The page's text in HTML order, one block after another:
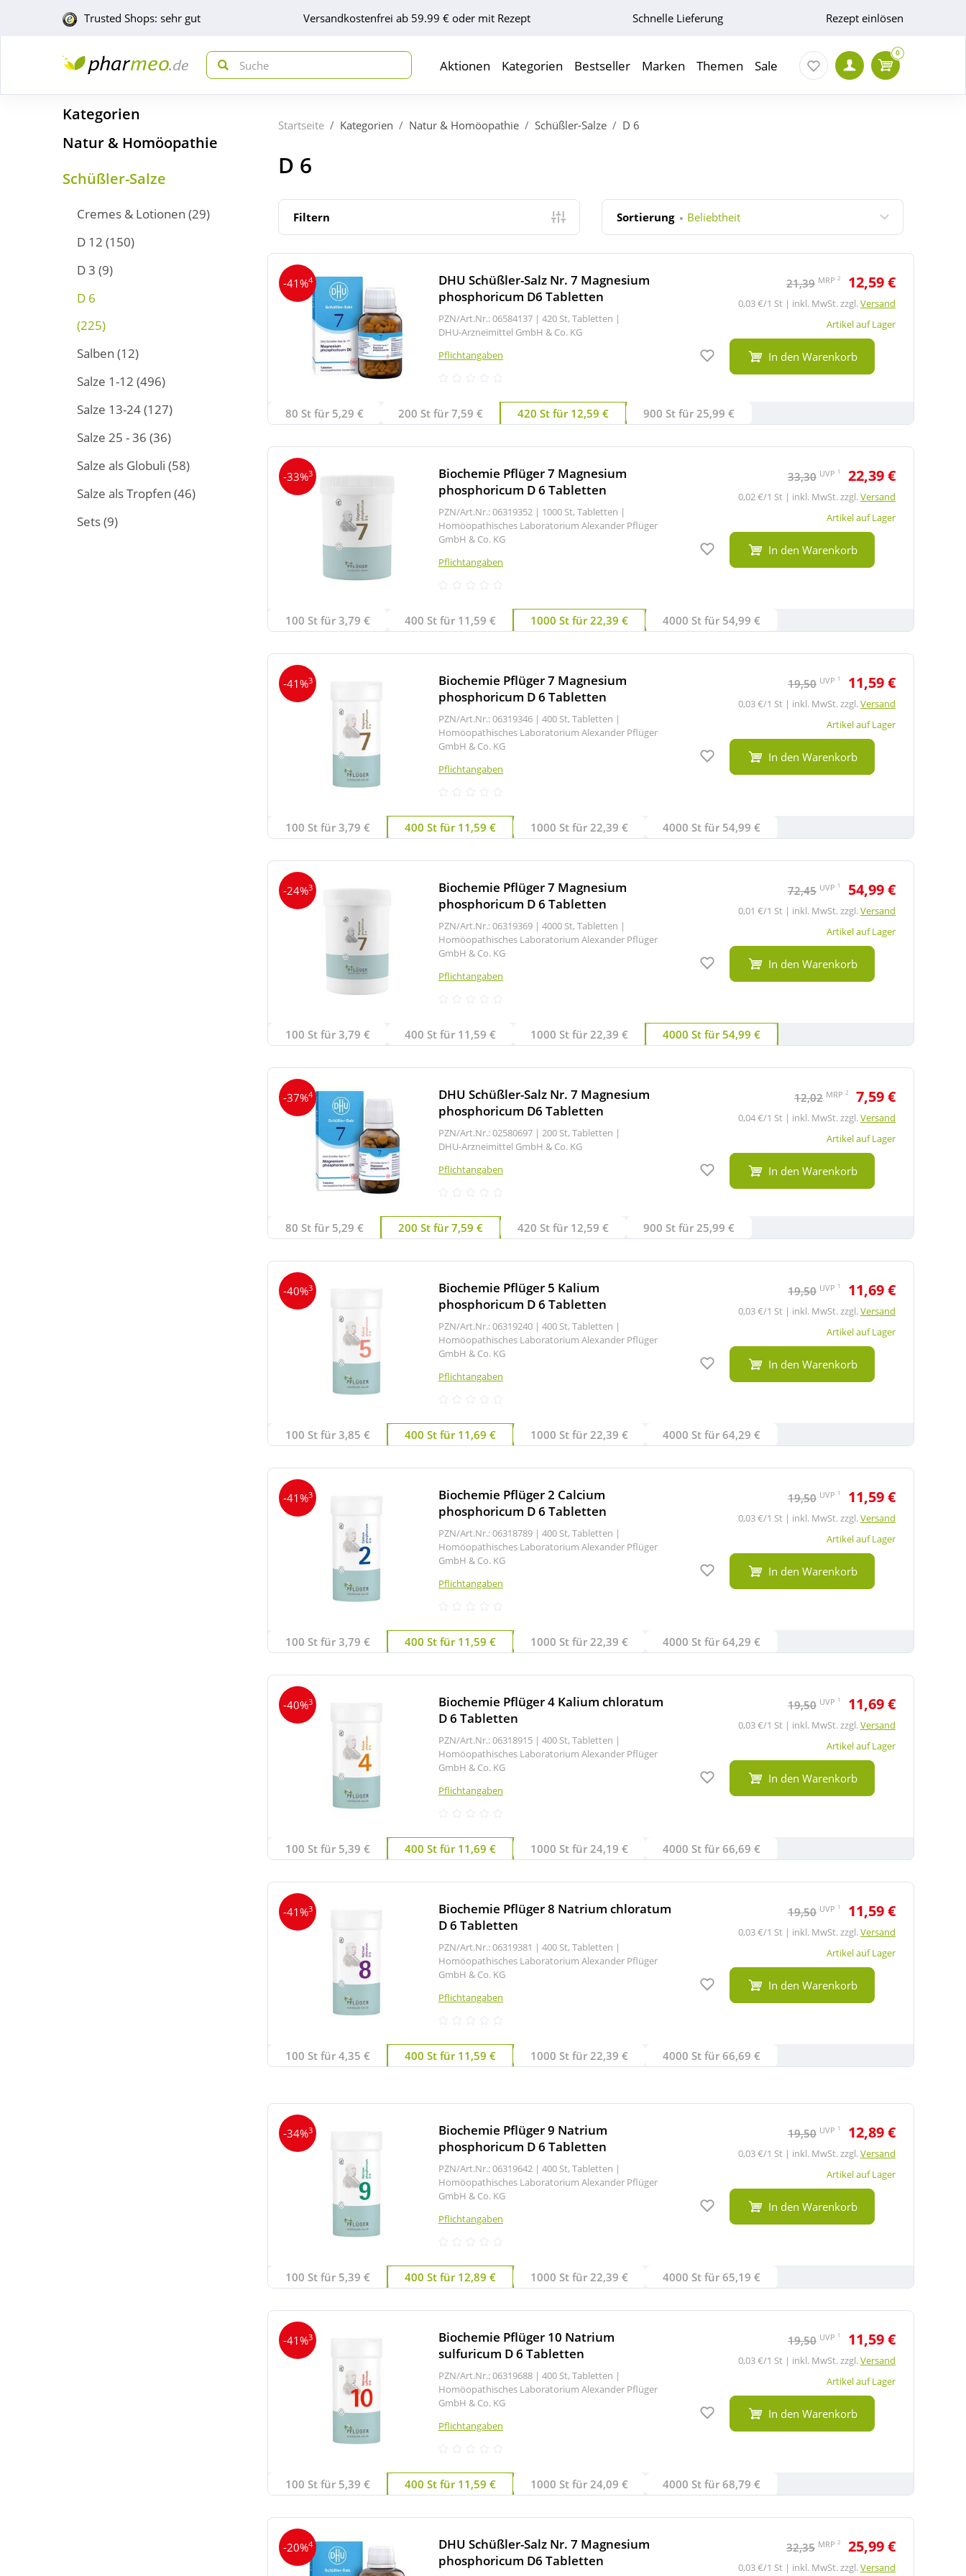
Trusted Shops: sehr gut Versandkostenfrei ab 59.99 € oder mit Rezept Schnelle Lieferung Rezept einlösen
Aktionen Kategorien Bestseller Marken Themen Sale
0
Kategorien
Natur & Homöopathie
Schüßler-Salze
Cremes & Lotionen (29)
D 12 (150)
D 3 (9)
D 6
(225)
Salben (12)
Salze 1-12 (496)
Salze 13-24(127)
Salze 25 - 36 (36)
Salze als Globuli (58)
Salze als Tropfen (46)
Sets(9)
Startseite Kategorien Natur & Homöopathie Schüßler-Salze D 6
D 6
Filtern Sortierung Beliebtheit
-41%4
DHU Schüßler-Salz Nr. 7 Magnesium
phosphoricum D6 Tabletten
PZN/Art.Nr.: 06584137 | 420 St, Tabletten |
DHU-Arzneimittel GmbH & Co. KG
Pflichtangaben
21,39 MRP 2 12,59 €
0,03 €/1 St | inkl. MwSt. zzgl.Versand
Artikel auf Lager
Auf den Merkzettel
In den Warenkorb
80 St für 5,29 € 200 St für 7,59 € 420 St für 12,59 € 900 St für 25,99 €
-33%3
Biochemie Pflüger 7 Magnesium
phosphoricum D 6 Tabletten
PZN/Art.Nr.: 06319352 | 1000 St, Tabletten |
Homöopathisches Laboratorium Alexander Pflüger
GmbH & Co. KG
Pflichtangaben
33,30 UVP 1 22,39 €
0,02 €/1 St | inkl. MwSt. zzgl.Versand
Artikel auf Lager
Auf den Merkzettel
In den Warenkorb
100 St für 3,79 € 400 St für 11,59 € 1000 St für 22,39 € 4000 St für 54,99 €
-41%3
Biochemie Pflüger 7 Magnesium
phosphoricum D 6 Tabletten
PZN/Art.Nr.: 06319346 | 400 St, Tabletten |
Homöopathisches Laboratorium Alexander Pflüger
GmbH & Co. KG
Pflichtangaben
19,50 UVP 1 11,59 €
0,03 €/1 St | inkl. MwSt. zzgl.Versand
Artikel auf Lager
Auf den Merkzettel
In den Warenkorb
100 St für 3,79 € 400 St für 11,59 € 1000 St für 22,39 € 4000 St für 54,99 €
-24%3
Biochemie Pflüger 7 Magnesium
phosphoricum D 6 Tabletten
PZN/Art.Nr.: 06319369 | 4000 St, Tabletten |
Homöopathisches Laboratorium Alexander Pflüger
GmbH & Co. KG
Pflichtangaben
72,45 UVP 1 54,99 €
0,01 €/1 St | inkl. MwSt. zzgl.Versand
Artikel auf Lager
Auf den Merkzettel
In den Warenkorb
100 St für 3,79 € 400 St für 11,59 € 1000 St für 22,39 € 4000 St für 54,99 €
-37%4
DHU Schüßler-Salz Nr. 7 Magnesium
phosphoricum D6 Tabletten
PZN/Art.Nr.: 02580697 | 200 St, Tabletten |
DHU-Arzneimittel GmbH & Co. KG
Pflichtangaben
12,02 MRP 2 7,59 €
0,04 €/1 St | inkl. MwSt. zzgl.Versand
Artikel auf Lager
Auf den Merkzettel
In den Warenkorb
80 St für 5,29 € 200 St für 7,59 € 420 St für 12,59 € 900 St für 25,99 €
-40%3
Biochemie Pflüger 5 Kalium
phosphoricum D 6 Tabletten
PZN/Art.Nr.: 06319240 | 400 St, Tabletten |
Homöopathisches Laboratorium Alexander Pflüger
GmbH & Co. KG
Pflichtangaben
19,50 UVP 1 11,69 €
0,03 €/1 St | inkl. MwSt. zzgl.Versand
Artikel auf Lager
Auf den Merkzettel
In den Warenkorb
100 St für 3,85 € 400 St für 11,69 € 1000 St für 22,39 € 4000 St für 64,29 €
-41%3
Biochemie Pflüger 2 Calcium
phosphoricum D 6 Tabletten
PZN/Art.Nr.: 06318789 | 400 St, Tabletten |
Homöopathisches Laboratorium Alexander Pflüger
GmbH & Co. KG
Pflichtangaben
19,50 UVP 1 11,59 €
0,03 €/1 St | inkl. MwSt. zzgl.Versand
Artikel auf Lager
Auf den Merkzettel
In den Warenkorb
100 St für 3,79 € 400 St für 11,59 € 1000 St für 22,39 € 4000 St für 64,29 €
-40%3
Biochemie Pflüger 4 Kalium chloratum
D 6 Tabletten
PZN/Art.Nr.: 06318915 | 400 St, Tabletten |
Homöopathisches Laboratorium Alexander Pflüger
GmbH & Co. KG
Pflichtangaben
19,50 UVP 1 11,69 €
0,03 €/1 St | inkl. MwSt. zzgl.Versand
Artikel auf Lager
Auf den Merkzettel
In den Warenkorb
100 St für 5,39 € 400 St für 11,69 € 1000 St für 24,19 € 4000 St für 66,69 €
-41%3
Biochemie Pflüger 8 Natrium chloratum
D 6 Tabletten
PZN/Art.Nr.: 06319381 | 400 St, Tabletten |
Homöopathisches Laboratorium Alexander Pflüger
GmbH & Co. KG
Pflichtangaben
19,50 UVP 1 11,59 €
0,03 €/1 St | inkl. MwSt. zzgl.Versand
Artikel auf Lager
Auf den Merkzettel
In den Warenkorb
100 St für 4,35 € 400 St für 11,59 € 1000 St für 22,39 € 4000 St für 66,69 €
-34%3
Biochemie Pflüger 9 Natrium
phosphoricum D 6 Tabletten
PZN/Art.Nr.: 06319642 | 400 St, Tabletten |
Homöopathisches Laboratorium Alexander Pflüger
GmbH & Co. KG
Pflichtangaben
19,50 UVP 1 12,89 €
0,03 €/1 St | inkl. MwSt. zzgl.Versand
Artikel auf Lager
Auf den Merkzettel
In den Warenkorb
100 St für 5,39 € 400 St für 12,89 € 1000 St für 22,39 € 4000 St für 65,19 €
-41%3
Biochemie Pflüger 10 Natrium
sulfuricum D 6 Tabletten
PZN/Art.Nr.: 06319688 | 400 St, Tabletten |
Homöopathisches Laboratorium Alexander Pflüger
GmbH & Co. KG
Pflichtangaben
19,50 UVP 1 11,59 €
0,03 €/1 St | inkl. MwSt. zzgl.Versand
Artikel auf Lager
Auf den Merkzettel
In den Warenkorb
100 St für 5,39 € 400 St für 11,59 € 1000 St für 24,09 € 4000 St für 68,79 €
-20%4
DHU Schüßler-Salz Nr. 7 Magnesium
phosphoricum D6 Tabletten
32,35 MRP 2 25,99 €
0,03 €/1 St | inkl. MwSt. zzgl.Versand